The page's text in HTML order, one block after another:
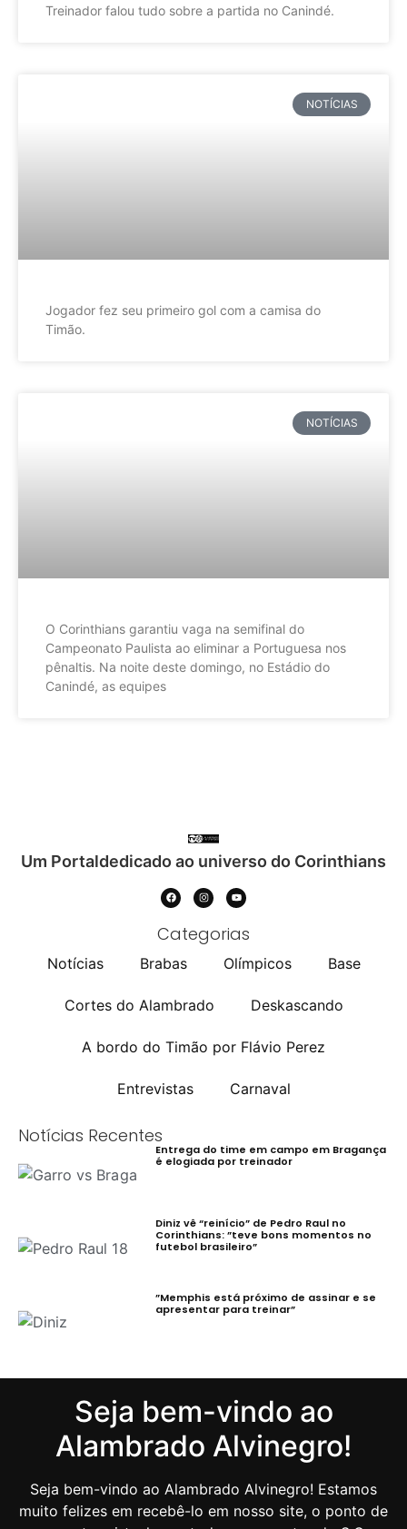
Treinador falou tudo sobre a partida no Canindé.
NOTÍCIAS
Jogador fez seu primeiro gol com a camisa do
Timão.
NOTÍCIAS
O Corinthians garantiu vaga na semifinal do
Campeonato Paulista ao eliminar a Portuguesa nos
pênaltis. Na noite deste domingo, no Estádio do
Canindé, as equipes
Um Portaldedicado ao universo do Corinthians
Categorias
Notícias Brabas Olímpicos Base
Cortes do Alambrado Deskascando
A bordo do Timão por Flávio Perez
Entrevistas Carnaval
Notícias Recentes
Entrega do time em campo em Bragança
é elogiada por treinador
Diniz vê “reinício” de Pedro Raul no
Corinthians: ”teve bons momentos no
futebol brasileiro”
”Memphis está próximo de assinar e se
apresentar para treinar”
Seja bem-vindo ao
Alambrado Alvinegro!
Seja bem-vindo ao Alambrado Alvinegro! Estamos
muito felizes em recebê-lo em nosso site, o ponto de